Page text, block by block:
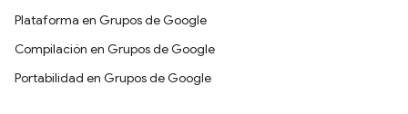
Plataforma en Grupos de Google
Compilación en Grupos de Google
Portabilidad en Grupos de Google